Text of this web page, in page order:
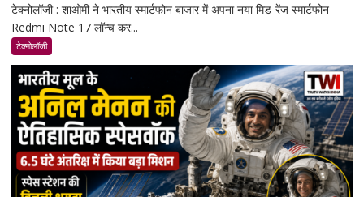
Redmi
में
लॉन्च:
8,000mAh
बैटरी,
120Hz
AMOLED
डिस्प्ले
टेक्नोलॉजी : शाओमी ने भारतीय स्मार्टफोन बाजार में अपना नया मिड-रेंज स्मार्टफोन
Redmi Note 17 लॉन्च कर...
टेक्नोलॉजी